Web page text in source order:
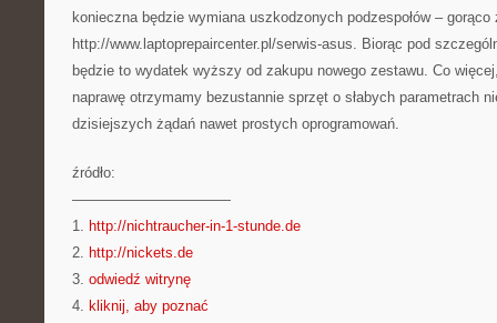
konieczna będzie wymiana uszkodzonych podzespołów –
http://www.laptoprepaircenter.pl/serwis-asus. Biorąc pod
będzie to wydatek wyższy od zakupu nowego zestawu. Co
naprawę otrzymamy bezustannie sprzęt o słabych parametrach
dzisiejszych żądań nawet prostych oprogramowań.
źródło:
———————————
1. http://nichtraucher-in-1-stunde.de
2. http://nickets.de
3. odwiedź witrynę
4. kliknij, aby poznać